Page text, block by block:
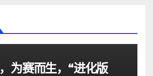
为赛而生，“进化版